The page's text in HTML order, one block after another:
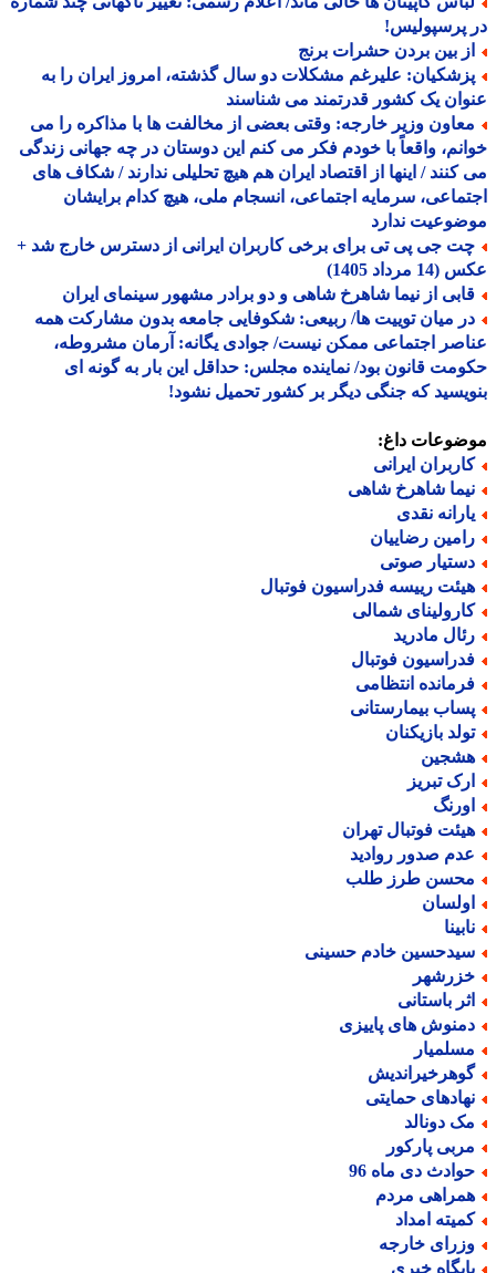
پرسپولیس!
بین بردن حشرات برنج
علیرغم مشکلات دو سال گذشته، امروز ایران را به
یک کشور قدرتمند می شناسند
وزیر خارجه: وقتی بعضی از مخالفت ها با مذاکره را می
واقعاً با خودم فکر می کنم این دوستان در چه جهانی زندگی
/ اینها از اقتصاد ایران هم هیچ تحلیلی ندارند / شکاف های
سرمایه اجتماعی، انسجام ملی، هیچ کدام برایشان
ندارد
جی پی تی برای برخی کاربران ایرانی از دسترس خارج شد +
مرداد 1405)
از نیما شاهرخ شاهی و دو برادر مشهور سینمای ایران
میان توییت ها/ ربیعی: شکوفایی جامعه بدون مشارکت همه
اجتماعی ممکن نیست/ جوادی یگانه: آرمان مشروطه،
قانون بود/ نماینده مجلس: حداقل این بار به گونه ای
که جنگی دیگر بر کشور تحمیل نشود!
داغ:
ایرانی
شاهرخ شاهی
نقدی
رضاییان
صوتی
رییسه فدراسیون فوتبال
شمالی
مادرید
فوتبال
انتظامی
بیمارستانی
بازیکنان
تبریز
فوتبال تهران
صدور روادید
طرز طلب
خادم حسینی
باستانی
های پاییزی
حمایتی
دونالد
پارکور
دی ماه 96
مردم
امداد
خارجه
خبری